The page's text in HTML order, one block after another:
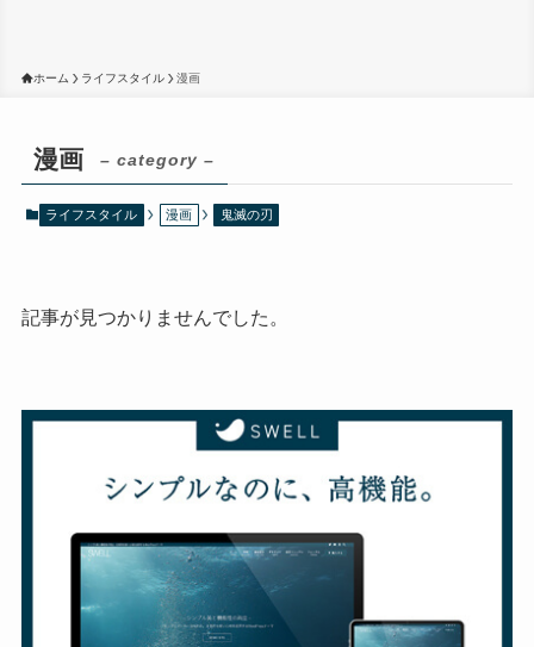
ホーム ライフスタイル 漫画
漫画 – category –
ライフスタイル 漫画 鬼滅の刃
記事が見つかりませんでした。